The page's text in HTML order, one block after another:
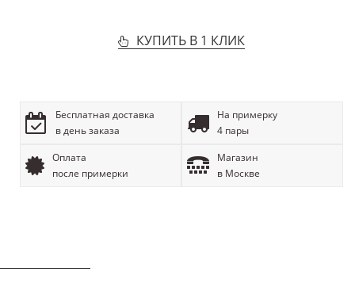
КУПИТЬ В 1 КЛИК
Бесплатная доставка
в день заказа
На примерку
4 пары
Оплата
после примерки
Магазин
в Москве